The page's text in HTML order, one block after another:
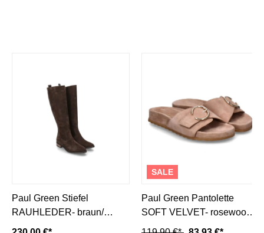
Paul Green Stiefel
RAUHLEDER- braun/
brown
SALE
Paul Green Pantolette
SOFT VELVET- rosewood/
beige